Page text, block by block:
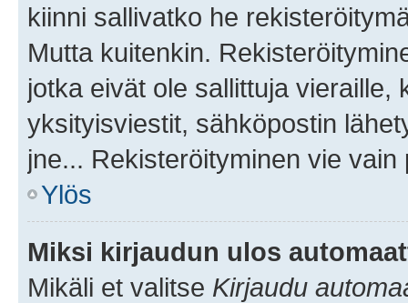
kiinni sallivatko he
Mutta kuitenkin.
jotka eivät ole sallittuja vieraille,
yksityisviestit, sähköpostin
jne... Rekisteröityminen vie
Ylös
Miksi kirjaudun ulos
Mikäli et valitse Kirjaudu